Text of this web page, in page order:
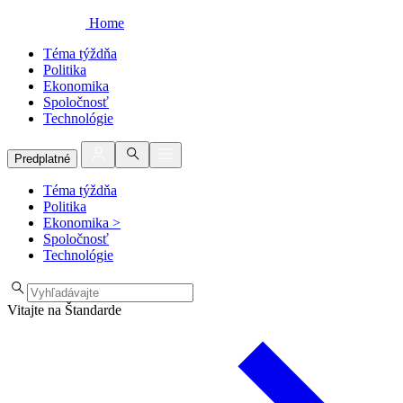
Home
Téma týždňa
Politika
Ekonomika
Spoločnosť
Technológie
Predplatné
Téma týždňa
Politika
Ekonomika >
Spoločnosť
Technológie
Vitajte na Štandarde